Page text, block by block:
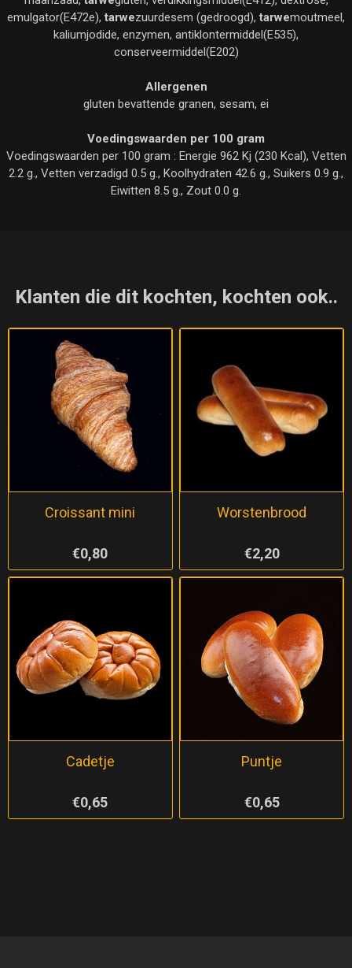
emulgator(E472e),tarwezuurdesem (gedroogd),tarwemoutmeel,
kaliumjodide, enzymen, antiklontermiddel(E535),
conserveermiddel(E202)
Allergenen
gluten bevattende granen, sesam, ei
Voedingswaarden per 100 gram
Voedingswaarden per 100 gram : Energie 962 Kj (230 Kcal), Vetten
2.2 g., Vetten verzadigd 0.5 g., Koolhydraten 42.6 g., Suikers 0.9 g.,
Eiwitten 8.5 g., Zout 0.0 g.
Klanten die dit kochten, kochten ook..
Croissant mini
€0,80
Worstenbrood
€2,20
Cadetje
€0,65
Puntje
€0,65